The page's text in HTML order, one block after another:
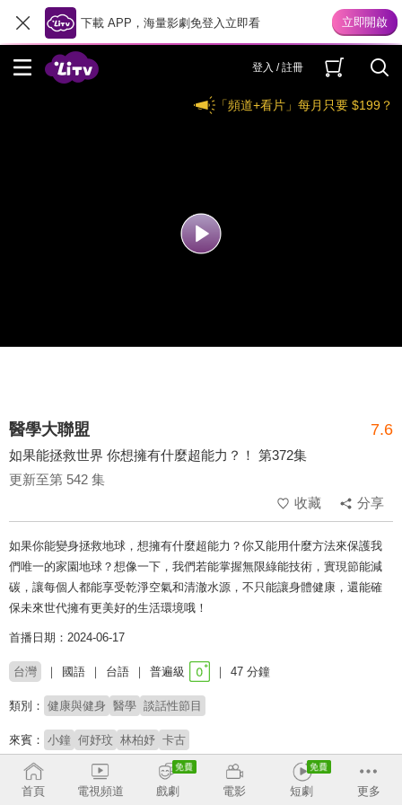
下載 APP，海量影劇免登入立即看
登入 / 註冊
「頻道+看片」每月只要 $199？
醫學大聯盟 7.6
如果能拯救世界 你想擁有什麼超能力？！ 第372集
更新至第 542 集
收藏
分享
如果你能變身拯救地球，想擁有什麼超能力？你又能用什麼方法來保護我
們唯一的家園地球？想像一下，我們若能掌握無限綠能技術，實現節能減
碳，讓每個人都能享受乾淨空氣和清澈水源，不只能讓身體健康，還能確
保未來世代擁有更美好的生活環境哦！
首播日期：2024-06-17
台灣 國語 台語 普遍級 47 分鐘
類別： 健康與健身 醫學 談話性節目
來賓： 小鐘 何妤玟 林柏妤 卡古
主持：
首頁 電視頻道 戲劇 電影 短劇 更多